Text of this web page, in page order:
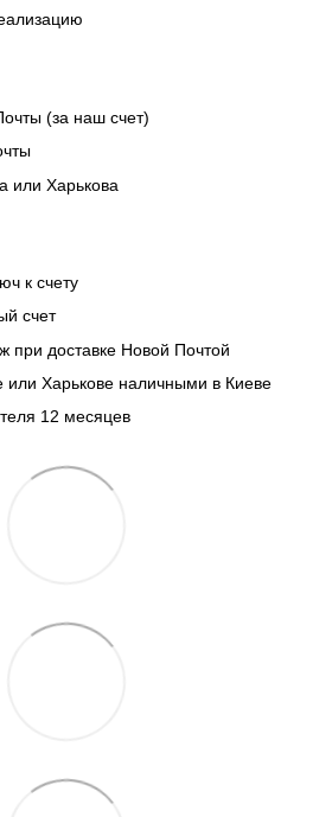
(за наш счет)
или Харькова
к счету
счет
при доставке Новой Почтой
Харькове наличными в Киеве
12 месяцев